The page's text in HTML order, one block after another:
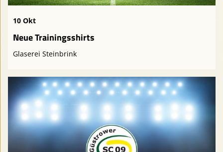
10 Okt
Neue Trainingsshirts
Glaserei Steinbrink